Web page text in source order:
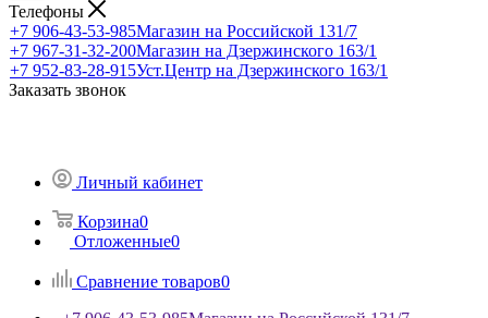
Телефоны
+7 906-43-53-985Магазин на Российской 131/7
+7 967-31-32-200Магазин на Дзержинского 163/1
+7 952-83-28-915Уст.Центр на Дзержинского 163/1
Заказать звонок
Личный кабинет
Корзина0
Отложенные0
Сравнение товаров0